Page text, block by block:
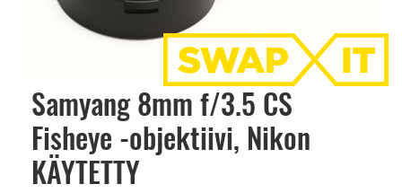
Samyang 8mm f/3.5 CS
Fisheye -objektiivi, Nikon
KÄYTETTY
Skip
beginning
images